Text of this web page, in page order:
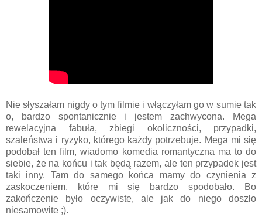
Nie słyszałam nigdy o tym filmie i włączyłam go w sumie tak
o, bardzo spontanicznie i jestem zachwycona. Mega
rewelacyjna fabuła, zbiegi okoliczności, przypadki,
szaleństwa i ryzyko, którego każdy potrzebuje. Mega mi się
podobał ten film, wiadomo komedia romantyczna ma to do
siebie, że na końcu i tak będą razem, ale ten przypadek jest
taki inny. Tam do samego końca mamy do czynienia z
zaskoczeniem, które mi się bardzo spodobało. Bo
zakończenie było oczywiste, ale jak do niego doszło
niesamowite ;).